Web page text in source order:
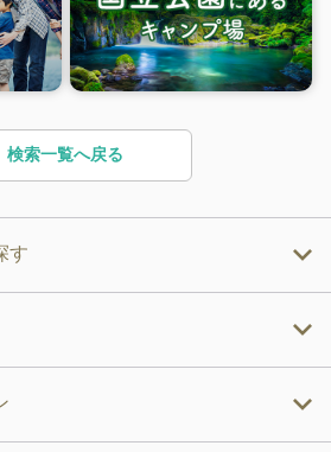
検索一覧へ戻る
す